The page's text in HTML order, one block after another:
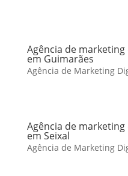
Agência de
em Guimarães
Agência de Marketing
Agência de
em Seixal
Agência de Marketing